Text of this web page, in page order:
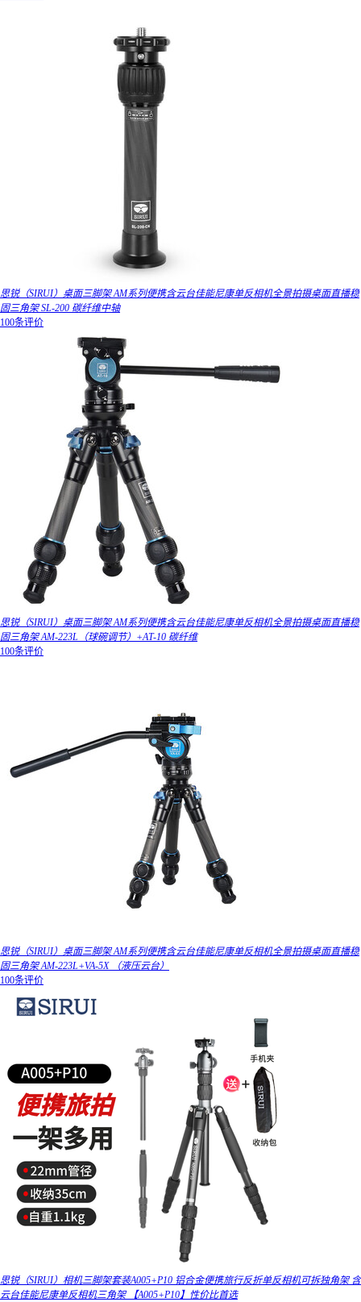
思锐（SIRUI）桌面三脚架 AM系列便携含云台佳能尼康单反相机全景拍摄桌面直播稳
固三角架 SL-200 碳纤维中轴
100条评价
思锐（SIRUI）桌面三脚架 AM系列便携含云台佳能尼康单反相机全景拍摄桌面直播稳
固三角架 AM-223L（球碗调节）+AT-10 碳纤维
100条评价
思锐（SIRUI）桌面三脚架 AM系列便携含云台佳能尼康单反相机全景拍摄桌面直播稳
固三角架 AM-223L+VA-5X （液压云台）
100条评价
思锐（SIRUI）相机三脚架套装A005+P10 铝合金便携旅行反折单反相机可拆独角架 含
云台佳能尼康单反相机三角架 【A005+P10】性价比首选